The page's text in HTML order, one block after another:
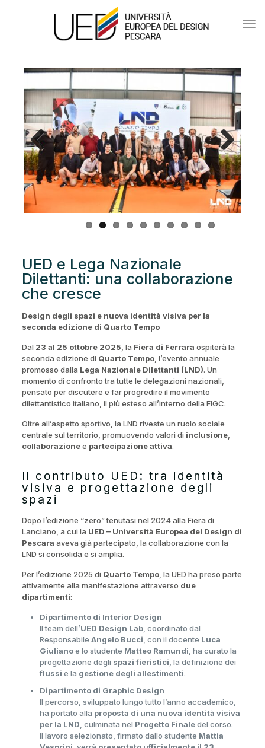
Previous Next
UED e Lega Nazionale
Dilettanti: una collaborazione
che cresce
Design degli spazi e nuova identità visiva per la
seconda edizione di Quarto Tempo
Dal 23 al 25 ottobre 2025 , la Fiera di Ferrara
ospiterà la
seconda edizione di Quarto Tempo
, l’evento annuale
promosso dalla Lega Nazionale Dilettanti (LND) . Un
momento di confronto tra tutte le delegazioni nazionali,
pensato per discutere e far progredire il movimento
dilettantistico italiano, il più esteso all’interno della FIGC.
Oltre all’aspetto sportivo, la LND riveste un ruolo sociale
centrale sul territorio, promuovendo valori di inclusione
collaborazione
partecipazione attiva
Il contributo UED: tra identità
visiva e progettazione degli
spazi
Dopo l’edizione “zero” tenutasi nel 2024 alla Fiera di
Lanciano, a cui la UED – Università Europea del Design di
Pescara
aveva già partecipato, la collaborazione con la
LND si consolida e si amplia.
Per l’edizione 2025 di Quarto Tempo
, la UED ha preso parte
attivamente alla manifestazione attraverso
due
dipartimenti
Dipartimento di Interior Design
Il team dell’UED Design Lab
, coordinato dal
Responsabile
Angelo Bucci, con il docente Luca
Giuliano
e lo studente Matteo Ramundi , ha curato la
progettazione degli
spazi fieristici , la definizione dei
flussi e la gestione degli allestimenti
Dipartimento di Graphic Design
Il percorso, sviluppato lungo tutto l’anno accademico,
ha portato alla
proposta di una nuova identità visiva
per la LND
, culminata nel Progetto Finale
del corso.
Il lavoro selezionato, firmato dallo studente Mattia
Vesprini , verrà
presentato ufficialmente il 23